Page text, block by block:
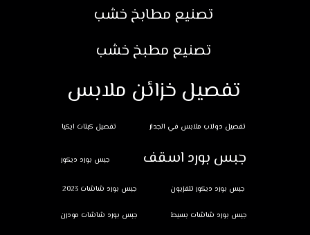
تصنيع مطابخ خشب
تصنيع مطبخ خشب
تفصيل خزائن ملابس
تفصيل دولاب ملابس في الجدار تفصيل كبتات ايكيا
جبس بورد اسقف جبس بورد ديكور
جبس بورد ديكور تلفزيون جبس بورد شاشات 2023
جبس بورد شاشات بسيط جبس بورد شاشات مودرن